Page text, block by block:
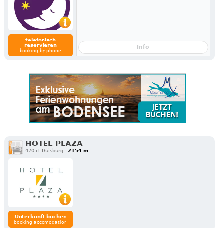
telefonisch
reservieren
booking by phone
Info
HOTEL PLAZA
47051 Duisburg 2154 m
Unterkunft buchen
booking accomodation